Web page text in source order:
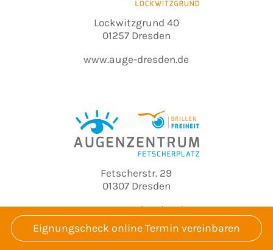
Lockwitzgrund 40
01257 Dresden
www.auge-dresden.de
Fetscherstr. 29
01307 Dresden
www.auge-dresden.de
Eignungscheck online Termin vereinbaren